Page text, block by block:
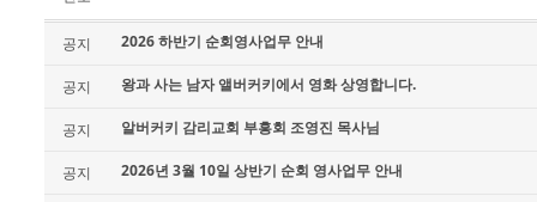
공지 2026 하반기 순회영사업무 안내
공지 왕과 사는 남자 앨버커키에서 영화 상영합니다.
공지 알버커키 감리교회 부흥회 조영진 목사님
공지 2026년 3월 10일 상반기 순회 영사업무 안내